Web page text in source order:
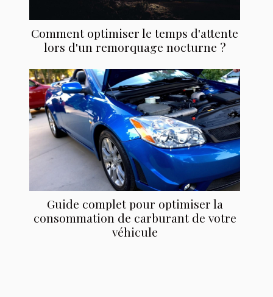
Comment optimiser le temps d'attente
lors d'un remorquage nocturne ?
Guide complet pour optimiser la
consommation de carburant de votre
véhicule